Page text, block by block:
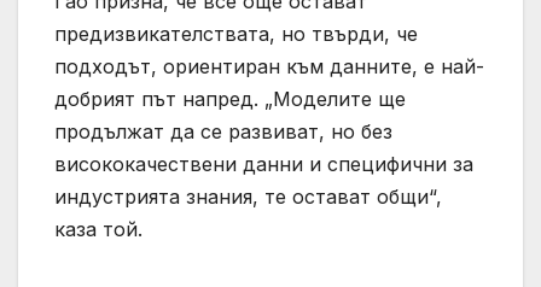
предизвикателствата, но твърди, че
подходът, ориентиран към данните, е най-
добрият път напред. „Моделите ще
продължат да се развиват, но без
висококачествени данни и специфични за
индустрията знания, те остават общи“,
каза той.